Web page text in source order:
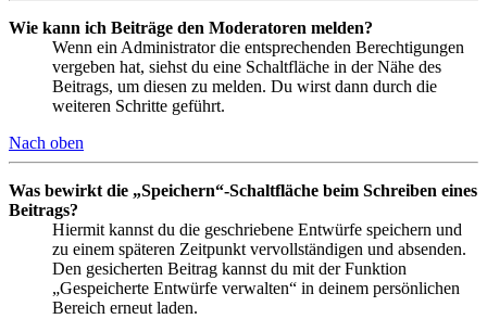
Wie kann ich Beiträge den Moderatoren melden?
Wenn ein Administrator die entsprechenden Berechtigungen
vergeben hat, siehst du eine Schaltfläche in der Nähe des
Beitrags, um diesen zu melden. Du wirst dann durch die
weiteren Schritte geführt.
Nach oben
Was bewirkt die „Speichern“-Schaltfläche beim Schreiben eines
Beitrags?
Hiermit kannst du die geschriebene Entwürfe speichern und
zu einem späteren Zeitpunkt vervollständigen und absenden.
Den gesicherten Beitrag kannst du mit der Funktion
„Gespeicherte Entwürfe verwalten“ in deinem persönlichen
Bereich erneut laden.